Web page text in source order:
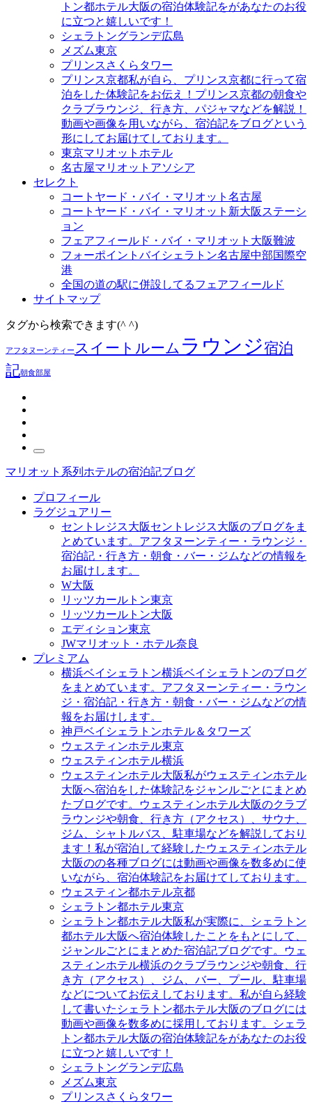
トン都ホテル大阪の宿泊体験記をがあなたのお役
に立つと嬉しいです！
シェラトングランデ広島
メズム東京
プリンスさくらタワー
プリンス京都私が自ら、プリンス京都に行って宿
泊をした体験記をお伝え！プリンス京都の朝食や
クラブラウンジ、行き方、パジャマなどを解説！
動画や画像を用いながら、宿泊記をブログという
形にしてお届けてしております。
東京マリオットホテル
名古屋マリオットアソシア
セレクト
コートヤード・バイ・マリオット名古屋
コートヤード・バイ・マリオット新大阪ステーシ
ョン
フェアフィールド・バイ・マリオット大阪難波
フォーポイントバイシェラトン名古屋中部国際空
港
全国の道の駅に併設してるフェアフィールド
サイトマップ
タグから検索できます(^ ^)
アフタヌーンティースイートルーム ラウンジ宿泊
記朝食部屋
マリオット系列ホテルの宿泊記ブログ
プロフィール
ラグジュアリー
セントレジス大阪セントレジス大阪のブログをま
とめています。アフタヌーンティー・ラウンジ・
宿泊記・行き方・朝食・バー・ジムなどの情報を
お届けします。
W大阪
リッツカールトン東京
リッツカールトン大阪
エディション東京
JWマリオット・ホテル奈良
プレミアム
横浜ベイシェラトン横浜ベイシェラトンのブログ
をまとめています。アフタヌーンティー・ラウン
ジ・宿泊記・行き方・朝食・バー・ジムなどの情
報をお届けします。
神戸ベイシェラトンホテル＆タワーズ
ウェスティンホテル東京
ウェスティンホテル横浜
ウェスティンホテル大阪私がウェスティンホテル
大阪へ宿泊をした体験記をジャンルごとにまとめ
たブログです。ウェスティンホテル大阪のクラブ
ラウンジや朝食、行き方（アクセス）、サウナ、
ジム、シャトルバス、駐車場などを解説しており
ます！私が宿泊して経験したウェスティンホテル
大阪のの各種ブログには動画や画像を数多めに使
いながら、宿泊体験記をお届けてしております。
ウェスティン都ホテル京都
シェラトン都ホテル東京
シェラトン都ホテル大阪私が実際に、シェラトン
都ホテル大阪へ宿泊体験したことをもとにして、
ジャンルごとにまとめた宿泊記ブログです。ウェ
スティンホテル横浜のクラブラウンジや朝食、行
き方（アクセス）、ジム、バー、プール、駐車場
などについてお伝えしております。私が自ら経験
して書いたシェラトン都ホテル大阪のブログには
動画や画像を数多めに採用しております。シェラ
トン都ホテル大阪の宿泊体験記をがあなたのお役
に立つと嬉しいです！
シェラトングランデ広島
メズム東京
プリンスさくらタワー